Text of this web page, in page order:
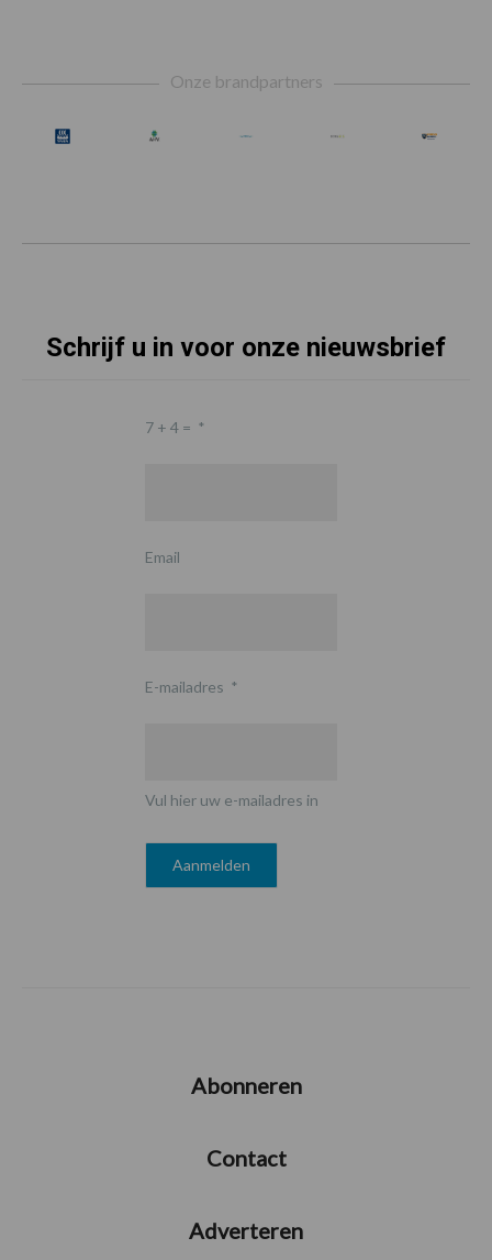
Onze brandpartners
Schrijf u in voor onze nieuwsbrief
7 + 4 = *
Email
E-mailadres *
Vul hier uw e-mailadres in
Abonneren
Contact
Adverteren